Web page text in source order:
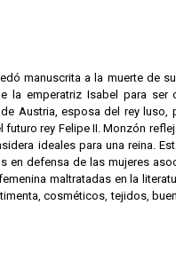
manuscrita a la muerte de
la emperatriz Isabel para ser
Austria, esposa del rey luso,
rey Felipe II. Monzón
ideales para una reina.
en defensa de las mujeres
maltratadas en la
cosméticos, tejidos,